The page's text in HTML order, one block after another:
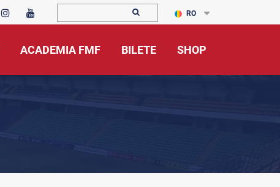
RO
ACADEMIA FMF BILETE SHOP